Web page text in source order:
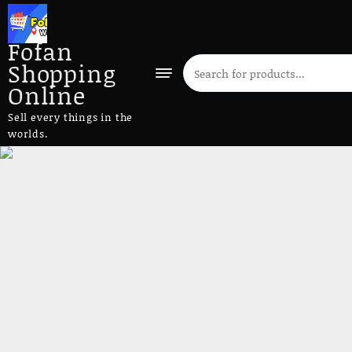
Fofan
Shopping
Online
Sell every things in the
worlds.